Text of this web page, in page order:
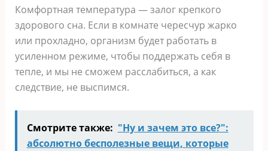
Комфортная температура — залог крепкого
здорового сна. Если в комнате чересчур жарко
или прохладно, организм будет работать в
усиленном режиме, чтобы поддержать себя в
тепле, и мы не сможем расслабиться, а как
следствие, не выспимся.
Смотрите также: "Ну и зачем это все?":
абсолютно бесполезные вещи, которые